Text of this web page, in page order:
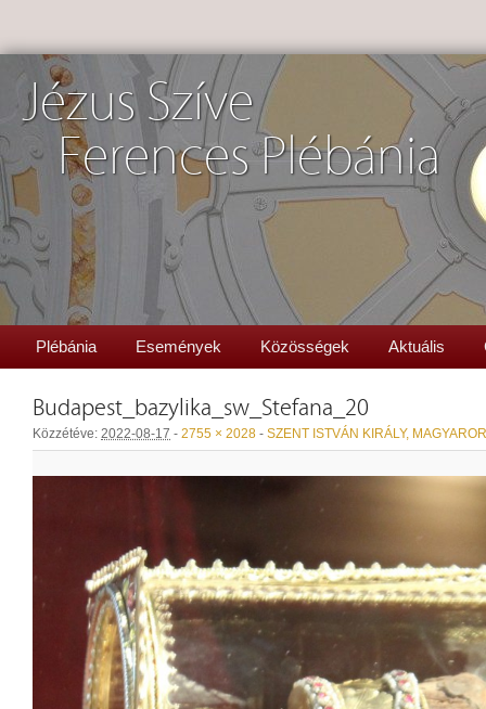
Jézus Szíve
Ferences Plébánia
Plébánia Események Közösségek Aktuális
Budapest_bazylika_sw_Stefana_20
Közzétéve: 2022-08-17 - 2755 × 2028 - SZENT ISTVÁN KIRÁLY,